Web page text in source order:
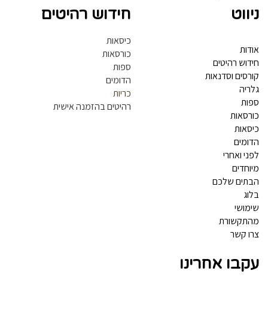
רהיטים
וסדנאות
ואחרי
שלכם
קשר
חידוש רהיטים
כיסאות
כורסאות
ספות
הדומים
כריות
רהיטים בהזמנה אישית
אחרינו